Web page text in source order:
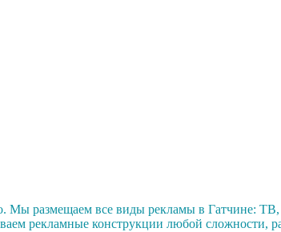
размещаем все виды рекламы в Гатчине:
рекламные конструкции любой сложности,